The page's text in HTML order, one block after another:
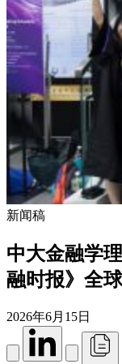
新闻稿
中大金融学
融时报》全
2026年6月15日